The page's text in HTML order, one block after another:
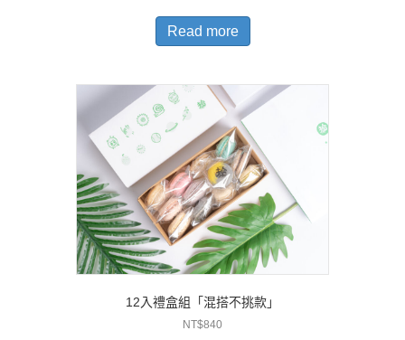
Read more
12入禮盒組「混搭不挑款」
NT$840